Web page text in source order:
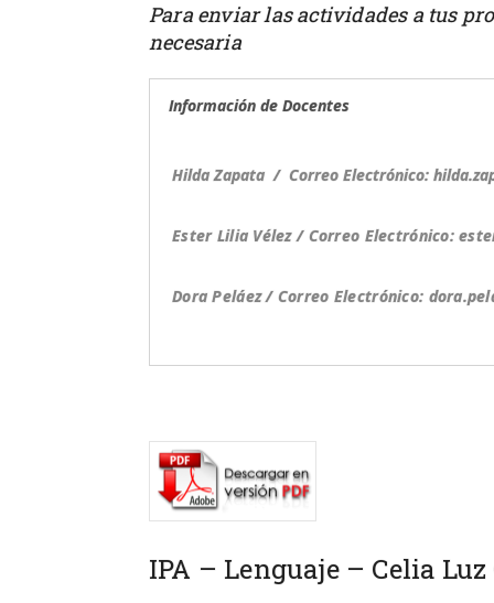
Para enviar las actividades a tus
necesaria
Información de Docentes
HildaZapata / Correo Electrónico:
Ester Lilia Vélez / Correo Electrónico:
Dora Peláez / Correo Electrónico:
IPA – Lenguaje – Celia